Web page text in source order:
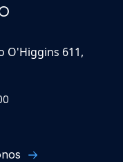
O'Higgins 611,